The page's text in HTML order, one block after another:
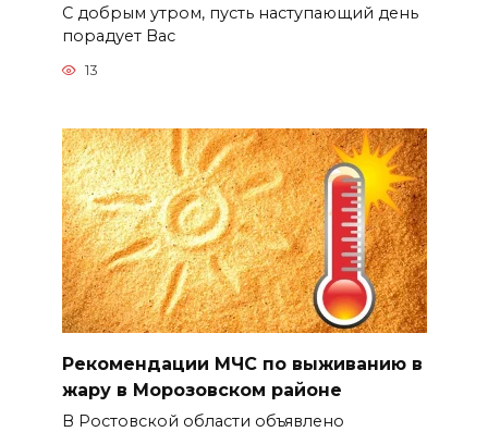
С добрым утром, пусть наступающий день
порадует Вас
13
Рекомендации МЧС по выживанию в
жару в Морозовском районе
В Ростовской области объявлено